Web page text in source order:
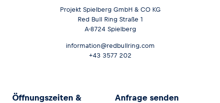
Projekt Spielberg GmbH & CO KG
Red Bull Ring Straße 1
A-8724 Spielberg
information@redbullring.com
+43 3577 202
Öffnungszeiten &
Anfrage senden